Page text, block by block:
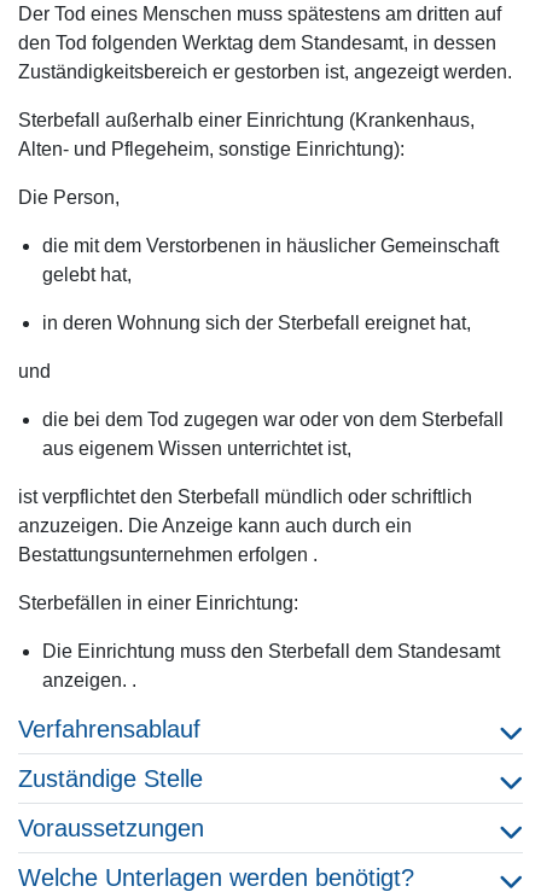
Der Tod eines Menschen muss spätestens am dritten auf
den Tod folgenden Werktag dem Standesamt, in dessen
Zuständigkeitsbereich er gestorben ist, angezeigt werden.
Sterbefall außerhalb einer Einrichtung (Krankenhaus,
Alten- und Pflegeheim, sonstige Einrichtung):
Die Person,
die mit dem Verstorbenen in häuslicher Gemeinschaft
gelebt hat,
in deren Wohnung sich der Sterbefall ereignet hat,
und
die bei dem Tod zugegen war oder von dem Sterbefall
aus eigenem Wissen unterrichtet ist,
ist verpflichtet den Sterbefall mündlich oder schriftlich
anzuzeigen. Die Anzeige kann auch durch ein
Bestattungsunternehmen erfolgen .
Sterbefällen in einer Einrichtung:
Die Einrichtung muss den Sterbefall dem Standesamt
anzeigen. .
Verfahrensablauf
Zuständige Stelle
Voraussetzungen
Welche Unterlagen werden benötigt?